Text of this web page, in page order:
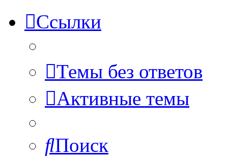
Ссылки
Темы без ответов
Активные темы
Поиск